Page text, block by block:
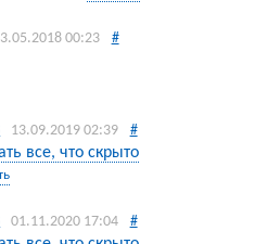
00:23 #
13.09.2019 02:39 #
все, что скрыто
01.11.2020 17:04 #